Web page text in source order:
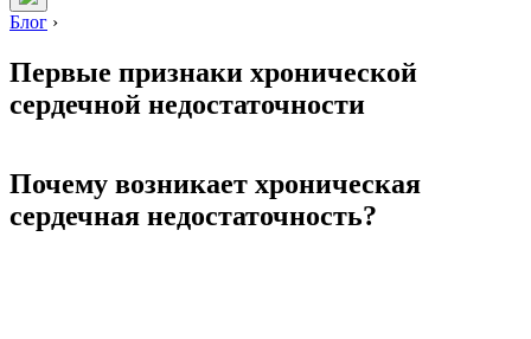
Блог ›
Первые признаки хронической
сердечной недостаточности
Почему возникает хроническая
сердечная недостаточность?